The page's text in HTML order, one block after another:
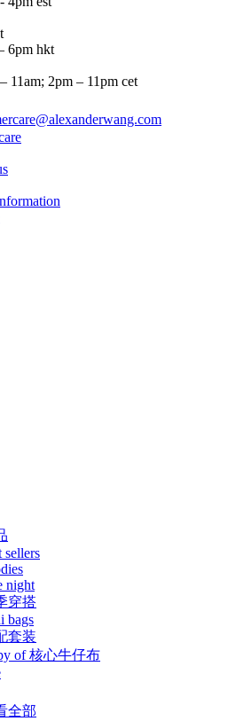
6pm hkt
11am; 2pm – 11pm cet
sellers
night
穿搭
bags
套装
of 核心牛仔布
全部